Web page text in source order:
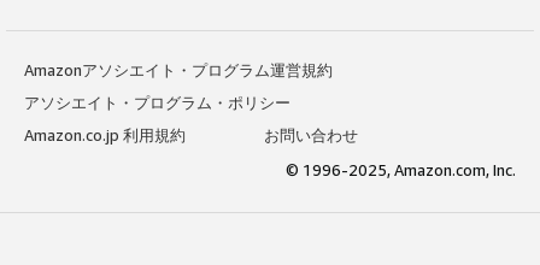
Amazonアソシエイト・プログラム運営規約
アソシエイト・プログラム・ポリシー
Amazon.co.jp 利用規約
お問い合わせ
© 1996-2025, Amazon.com, Inc.